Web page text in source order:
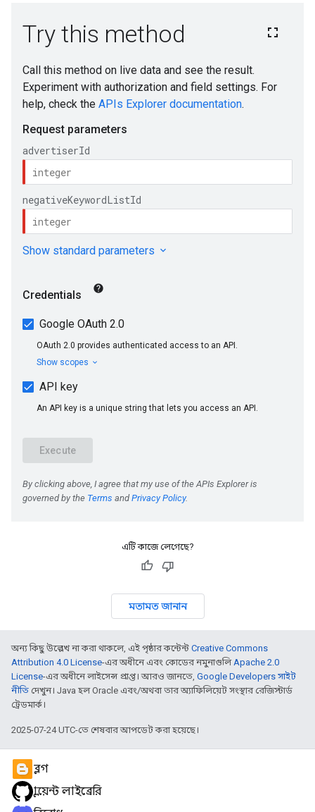
এটি কাজে লেগেছে?
মতামত জানান
অন্য কিছু উল্লেখ না করা থাকলে, এই পৃষ্ঠার কন্টেন্ট Creative Commons
Attribution 4.0 License-এর অধীনে এবং কোডের নমুনাগুলিApache 2.0
License-এর অধীনে লাইসেন্স প্রাপ্ত। আরও জানতে, Google Developers সাইট
নীতি দেখুন। Java হল Oracle এবং/অথবা তার অ্যাফিলিয়েট সংস্থার রেজিস্টার্ড
ট্রেডমার্ক।
2025-07-24 UTC-তে শেষবার আপডেট করা হয়েছে।
ব্লগ
ক্লায়েন্ট লাইব্রেরি